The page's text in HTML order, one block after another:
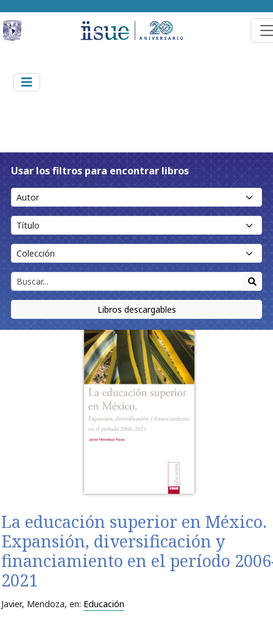
Usar los filtros para encontrar libros
Libros descargables
La educación superior en México.
Expansión, diversificación y
financiamiento en el período
2021
Javier, Mendoza, en: Educación